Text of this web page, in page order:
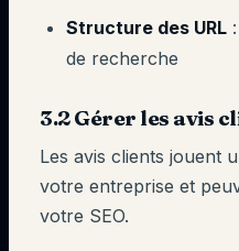
Structure des URL
de recherche
3.2 Gérer les avis
Les avis clients jouent
votre entreprise et
votre SEO.